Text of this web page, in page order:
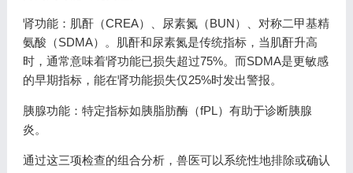
肾功能：肌酐（CREA）、尿素氮（BUN）、对称二甲基精
氨酸（SDMA）。肌酐和尿素氮是传统指标，当肌酐升高
时，通常意味着肾功能已损失超过75%。而SDMA是更敏感
的早期指标，能在肾功能损失仅25%时发出警报。
胰腺功能：特定指标如胰脂肪酶（fPL）有助于诊断胰腺
炎。
通过这三项检查的组合分析，兽医可以系统性地排除或确认